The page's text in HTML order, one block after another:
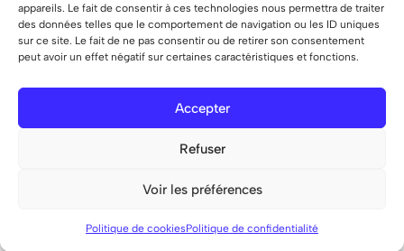
appareils. Le fait de consentir à ces technologies nous permettra de traiter
des données telles que le comportement de navigation ou les ID uniques
sur ce site. Le fait de ne pas consentir ou de retirer son consentement
peut avoir un effet négatif sur certaines caractéristiques et fonctions.
Accepter
Refuser
Voir les préférences
Politique de cookiesPolitique de confidentialité
Aide
Liens
Recherche Compte
Liste de
souhaits